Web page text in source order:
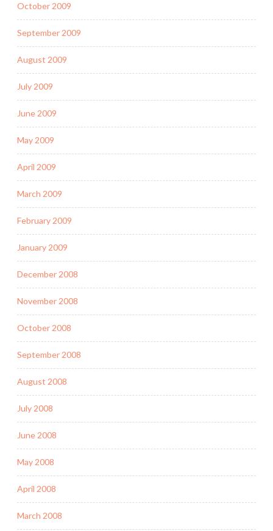
October 2009
September 2009
August 2009
July 2009
June 2009
May 2009
April 2009
March 2009
February 2009
January 2009
December 2008
November 2008
October 2008
September 2008
August 2008
July 2008
June 2008
May 2008
April 2008
March 2008